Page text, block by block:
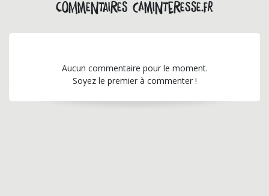
Commentaires caminteresse.fr
Aucun commentaire pour le moment.
Soyez le premier à commenter !